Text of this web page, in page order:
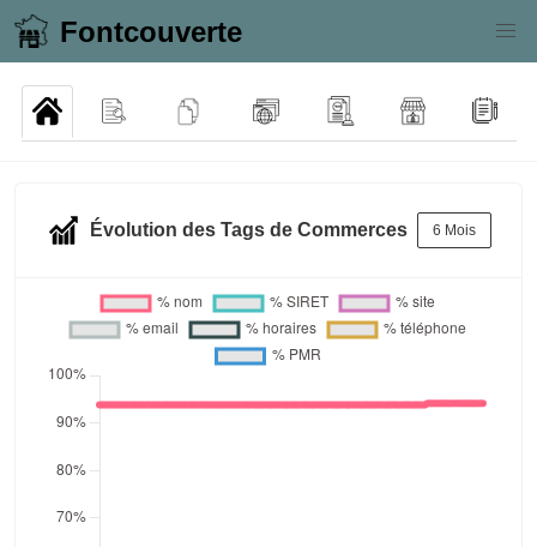
Fontcouverte
Évolution des Tags de Commerces 6 Mois